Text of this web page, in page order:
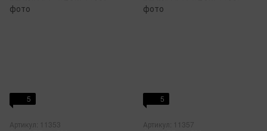
5
Артикул: 11353
5
Артикул: 11357